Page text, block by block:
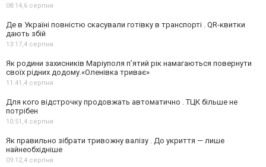
08:14,6 серпня
Де в Україні повністю скасували готівку в транспорті . QR-квитки
дають збій
13:17,4 серпня
Як родини захисників Маріуполя пʼятий рік намагаються повернути
своїх рідних додому.«Оленівка триває»
11:41,4 серпня
Для кого відстрочку продовжать автоматично . ТЦК більше не
потрібен
10:51,4 серпня
Як правильно зібрати тривожну валізу . До укриття — лише
найнеобхідніше
09:12,4 серпня